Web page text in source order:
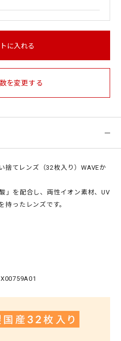
に入れる
を変更する
捨てレンズ（32枚入り）WAVEか
」を配合し、両性イオン素材、UV
持ったレンズです。